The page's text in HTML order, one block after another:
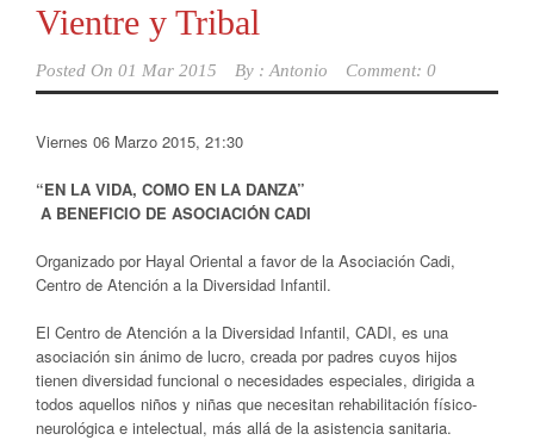
Vientre y Tribal
Posted On 01 Mar 2015 By : Antonio Comment: 0
Viernes 06 Marzo 2015, 21:30
“EN LA VIDA, COMO EN LA DANZA”
A BENEFICIO DE ASOCIACIÓN CADI
Organizado por Hayal Oriental a favor de la Asociación Cadi,
Centro de Atención a la Diversidad Infantil.
El Centro de Atención a la Diversidad Infantil, CADI, es una
asociación sin ánimo de lucro, creada por padres cuyos hijos
tienen diversidad funcional o necesidades especiales, dirigida a
todos aquellos niños y niñas que necesitan rehabilitación físico-
neurológica e intelectual, más allá de la asistencia sanitaria.